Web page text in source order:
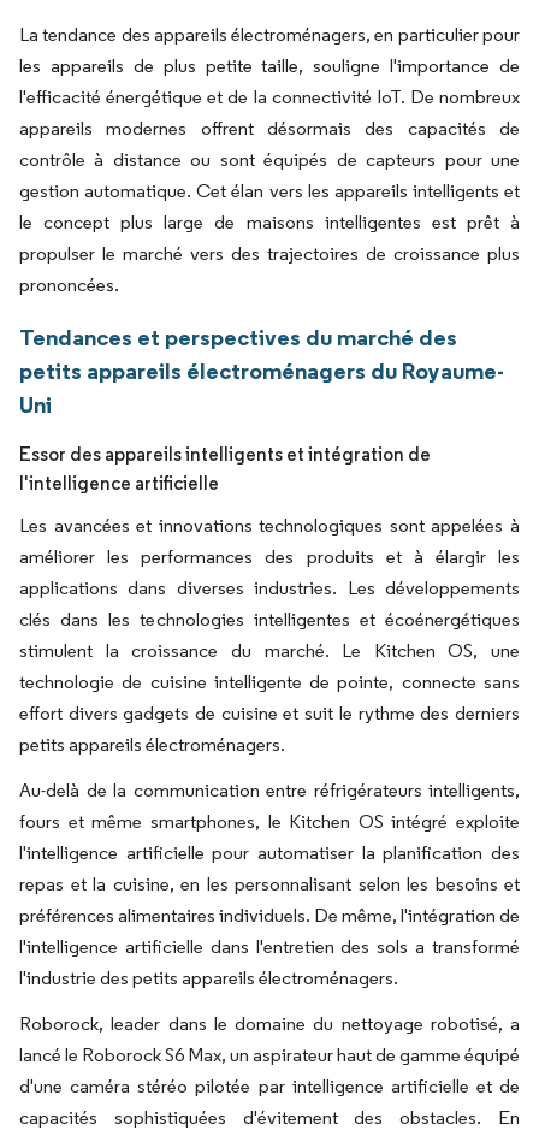
La tendance des appareils électroménagers, en particulier pour
les appareils de plus petite taille, souligne l'importance de
l'efficacité énergétique et de la connectivité IoT. De nombreux
appareils modernes offrent désormais des capacités de
contrôle à distance ou sont équipés de capteurs pour une
gestion automatique. Cet élan vers les appareils intelligents et
le concept plus large de maisons intelligentes est prêt à
propulser le marché vers des trajectoires de croissance plus
prononcées.
Tendances et perspectives du marché des
petits appareils électroménagers du Royaume-
Uni
Essor des appareils intelligents et intégration de
l'intelligence artificielle
Les avancées et innovations technologiques sont appelées à
améliorer les performances des produits et à élargir les
applications dans diverses industries. Les développements
clés dans les technologies intelligentes et écoénergétiques
stimulent la croissance du marché. Le Kitchen OS, une
technologie de cuisine intelligente de pointe, connecte sans
effort divers gadgets de cuisine et suit le rythme des derniers
petits appareils électroménagers.
Au-delà de la communication entre réfrigérateurs intelligents,
fours et même smartphones, le Kitchen OS intégré exploite
l'intelligence artificielle pour automatiser la planification des
repas et la cuisine, en les personnalisant selon les besoins et
préférences alimentaires individuels. De même, l'intégration de
l'intelligence artificielle dans l'entretien des sols a transformé
l'industrie des petits appareils électroménagers.
Roborock, leader dans le domaine du nettoyage robotisé, a
lancé le Roborock S6 Max, un aspirateur haut de gamme équipé
d'une caméra stéréo pilotée par intelligence artificielle et de
capacités sophistiquées d'évitement des obstacles. En